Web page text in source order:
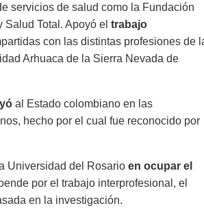
servicios de salud como la Fundación
Total. Apoyó el trabajo
con las distintas profesiones de
Arhuaca de la Sierra Nevada de
al Estado colombiano en las
hecho por el cual fue reconocido por
Universidad del Rosario en ocupar el
por el trabajo interprofesional, el
en la investigación.